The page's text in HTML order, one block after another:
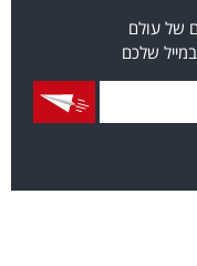
של עולם
שלכם